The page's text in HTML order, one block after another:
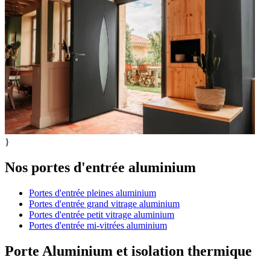
}
Nos portes d'entrée aluminium
Portes d'entrée pleines aluminium
Portes d'entrée grand vitrage aluminium
Portes d'entrée petit vitrage aluminium
Portes d'entrée mi-vitrées aluminium
Porte Aluminium et isolation thermique